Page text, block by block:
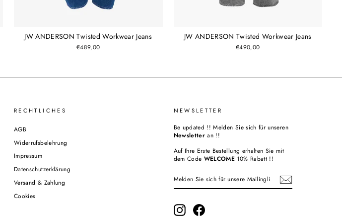
JW ANDERSON Twisted Workwear Jeans
€489,00
JW ANDERSON Twisted Workwear Jeans
€490,00
RECHTLICHES
AGB
Widerrufsbelehrung
Impressum
Datenschutzerklärung
Versand & Zahlung
Cookies
NEWSLETTER
Be updated !! Melden Sie sich für unseren
Newsletter an !!
Auf Ihre Erste Bestellung erhalten Sie mit
dem Code WELCOME 10% Rabatt !!
SIE
MAILINGLISTE
AN InstagramFacebook